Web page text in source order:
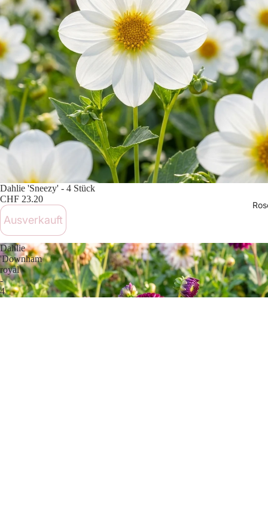
Ausverkauft
Dahlie 'Sneezy' - 4 Stück
CHF 23.20
Ausverkauft
Dahlie
'Downham
royal'
-
4